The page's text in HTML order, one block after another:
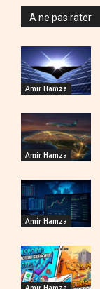
A ne pas rater
Amir Hamza
Amir Hamza
Amir Hamza